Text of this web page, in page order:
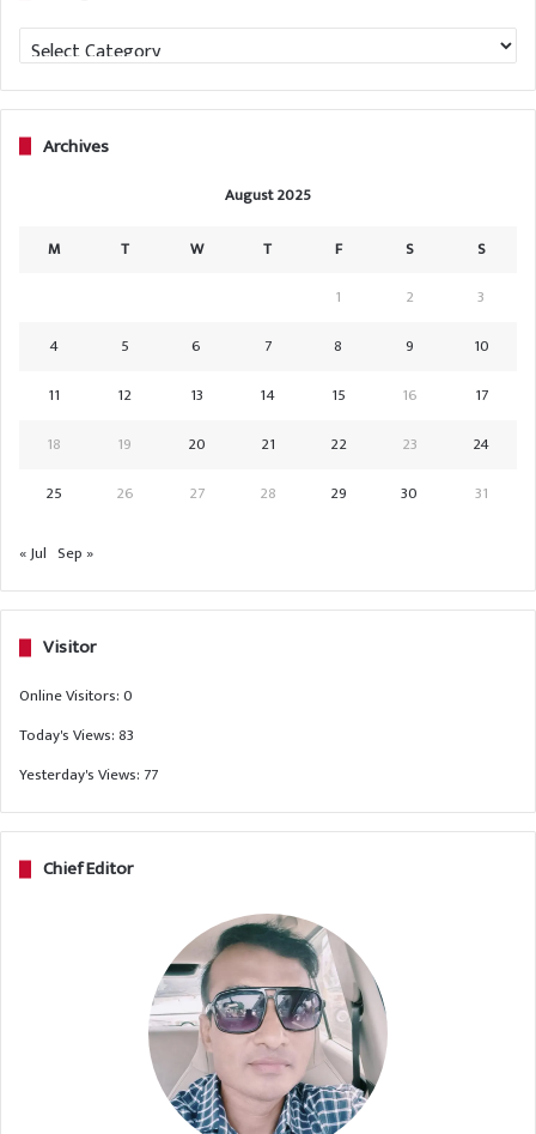
Categories
Archives
August 2025
M T W T F S
S
1
2
3
4
5 6 7 8 9
10
11
12 13 14 15 16
17
18
19 20 21 22 23
24
25
26 27 28 29 30 31
« Jul Sep »
Visitor
Online Visitors:0
Today's Views:83
Yesterday's Views: 77
Chief Editor